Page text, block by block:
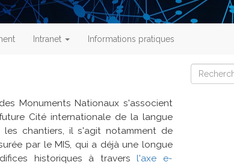
Intranet Informations pratiques
Monuments Nationaux s'associent
Cité internationale de la langue
les chantiers, il s'agit notamment de
par le MIS, qui a déjà une longue
historiques à traversl'axe e-
Rechercher